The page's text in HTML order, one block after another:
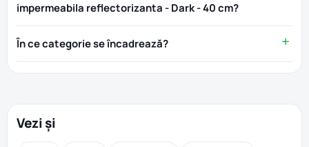
impermeabila reflectorizanta - Dark - 40 cm?
În ce categorie se încadrează?
Vezi și